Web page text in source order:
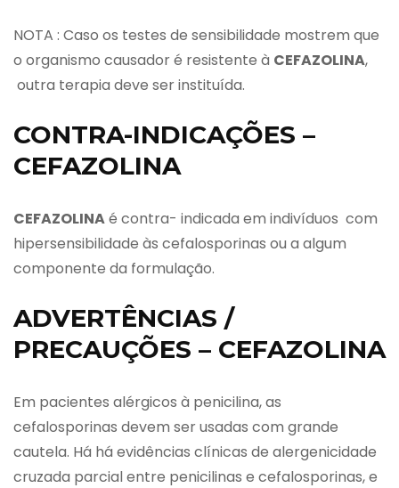
NOTA : Caso os testes de sensibilidade mostrem que
o organismo causador é resistente à CEFAZOLINA,
outra terapia deve ser instituída.
CONTRA-INDICAÇÕES –
CEFAZOLINA
CEFAZOLINAé contra- indicada em indivíduos com
hipersensibilidade às cefalosporinas ou a algum
componente da formulação.
ADVERTÊNCIAS /
PRECAUÇÕES – CEFAZOLINA
Em pacientes alérgicos à penicilina, as
cefalosporinas devem ser usadas com grande
cautela. Há há evidências clínicas de alergenicidade
cruzada parcial entre penicilinas e cefalosporinas, e